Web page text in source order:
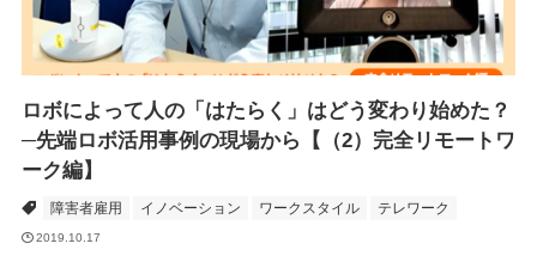
ロボによって人の「はたらく」はどう変わり始めた？
─先端ロボ活用事例の現場から【（2）完全リモートワ
ーク編】
障害者雇用 イノベーション ワークスタイル テレワーク
2019.10.17